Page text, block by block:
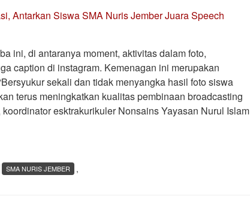
Antarkan Siswa SMA Nuris Jember Juara Speech
ini, di antaranya moment, aktivitas dalam foto,
caption di instagram. Kemenagan ini merupakan
sekali dan tidak menyangka hasil foto siswa
terus meningkatkan kualitas pembinaan broadcasting
esktrakurikuler Nonsains Yayasan Nurul Islam
,
SMA NURIS JEMBER